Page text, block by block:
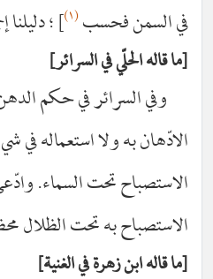
في السمن فحسب(١) ] ؛
ما قاله الحلّي في السرائر
وفي السرائر في حكم
الادّهان به ولا استعماله في
الاستصباح تحت السماء.
الاستصباح به تحت الظلال
ما قاله ابن زهرة في الغنية